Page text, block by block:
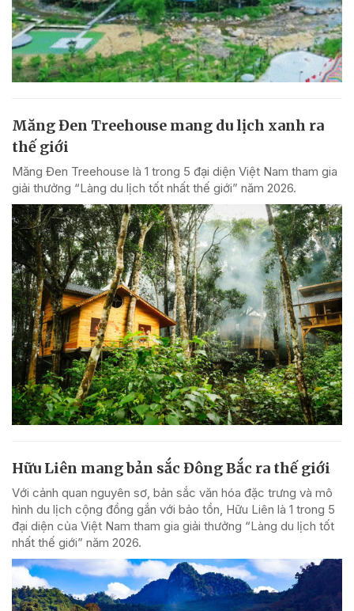
Măng Đen Treehouse mang du lịch xanh ra
thế giới
Măng Đen Treehouse là 1 trong 5 đại diện Việt Nam tham gia
giải thưởng “Làng du lịch tốt nhất thế giới” năm 2026.
Hữu Liên mang bản sắc Đông Bắc ra thế giới
Với cảnh quan nguyên sơ, bản sắc văn hóa đặc trưng và mô
hình du lịch cộng đồng gắn với bảo tồn, Hữu Liên là 1 trong 5
đại diện của Việt Nam tham gia giải thưởng “Làng du lịch tốt
nhất thế giới” năm 2026.